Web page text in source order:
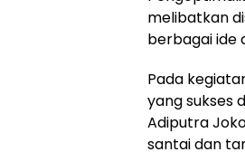
melibatkan
berbagai ide
Pada
yang sukses
Adiputra
santai dan